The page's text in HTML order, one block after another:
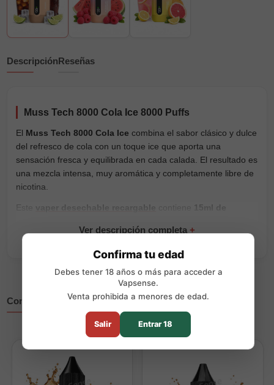
DescripciónReseñas
Muss Tech 8000 Cola Ice 8000 Puffs
El Muss Tech 8000 Cola Ice combina el sabor clásico y dulce
del refresco de cola con un toque ice que aporta una
sensación fresca y equilibrada en cada calada. El resultado es
una mezcla intensa, muy aromática y completamente libre de
nicotina.
Este vaper desechable recargable contiene
15ml de
alcanza hasta8000 puffs. La batería puede recargarse para
aprovechar completamente el contenido, sin rellenar líquido,
cambiar resistencias ni realizar ajustes.
Viene listo para usar y combina una autonomía amplia con un
formato cómodo para llevar. Puedes descubrir otros sabores
dentro de la gamaMuss Tech 8000.
Características principales:
Muss Vape
Modelo:Tech 8000
Completa tu compra
Confirma tu edad
Debes tener 18 años o más para acceder a
Vapsense.
Venta prohibida a menores de edad.
Salir Entrar 18